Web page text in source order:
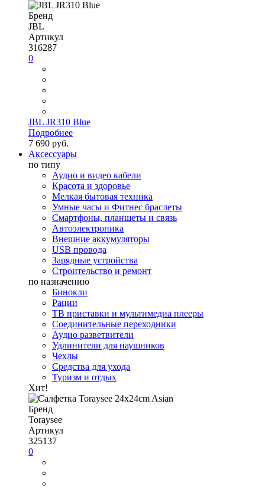
Бренд
JBL
Артикул
316287
0
JBL JR310 Blue
Подробнее
7 690 руб.
Аксессуары
по типу
Аудио и видео кабели
Красота и здоровье
Мелкая бытовая техника
Умные часы и Фитнес браслеты
Смартфоны, планшеты и связь
Автоэлектроника
Внешние аккумуляторы
USB провода
Зарядные устройства
Строительство и ремонт
по назначению
Бинокли
Рации
ТВ приставки и мультимедиа плееры
Соединительные переходники
Аудио разветвители
Удлинители для наушников
Чехлы
Средства для ухода
Туризм и отдых
Хит!
Бренд
Toraysee
Артикул
325137
0